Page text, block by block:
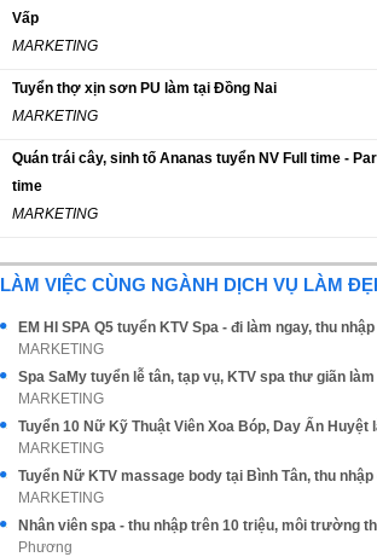
Vấp
MARKETING
Tuyển thợ xịn sơn PU làm tại Đồng Nai
MARKETING
Quán trái cây, sinh tố Ananas tuyển NV Full time -
time
MARKETING
LÀM VIỆC CÙNG NGÀNH DỊCH VỤ LÀM
MARKETING
MARKETING
MARKETING
MARKETING
Phương